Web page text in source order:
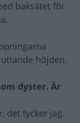
baksätet för
höjden.
dyster. Är
det tycker jag.